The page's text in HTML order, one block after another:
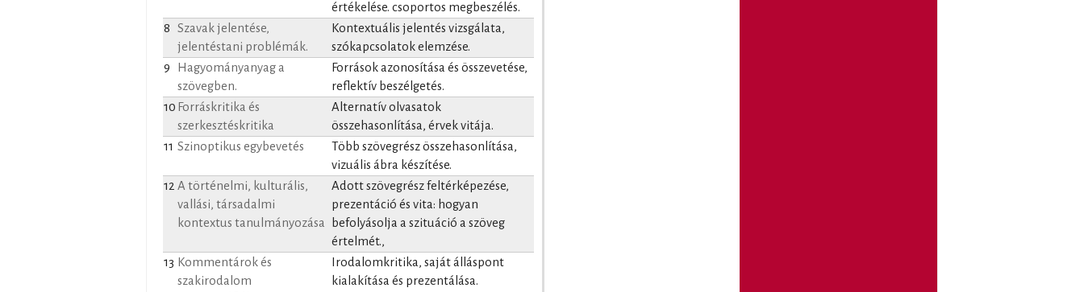
értékelése. csoportos megbeszélés.
8
Szavak jelentése,
jelentéstani problémák.
Kontextuális jelentés vizsgálata,
szókapcsolatok elemzése.
9
Hagyományanyag a
szövegben.
Források azonosítása és összevetése,
reflektív beszélgetés.
10 Forráskritika és
szerkesztéskritika
Alternatív olvasatok
összehasonlítása, érvek vitája.
11 Szinoptikus egybevetés
Több szövegrész összehasonlítása,
vizuális ábra készítése.
12 A történelmi, kulturális,
vallási, társadalmi
kontextus tanulmányozása
Adott szövegrész feltérképezése,
prezentáció és vita: hogyan
befolyásolja a szituáció a szöveg
értelmét.,
13 Kommentárok és
szakirodalom
Irodalomkritika, saját álláspont
kialakítása és prezentálása.